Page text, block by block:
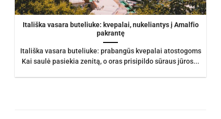
Itališka vasara buteliuke: kvepalai, nukeliantys į Amalfio
pakrantę
Itališka vasara buteliuke: prabangūs kvepalai atostogoms
Kai saulė pasiekia zenitą, o oras prisipildo sūraus jūros...